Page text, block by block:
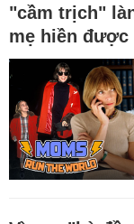
"cầm trịch"
mẹ hiền